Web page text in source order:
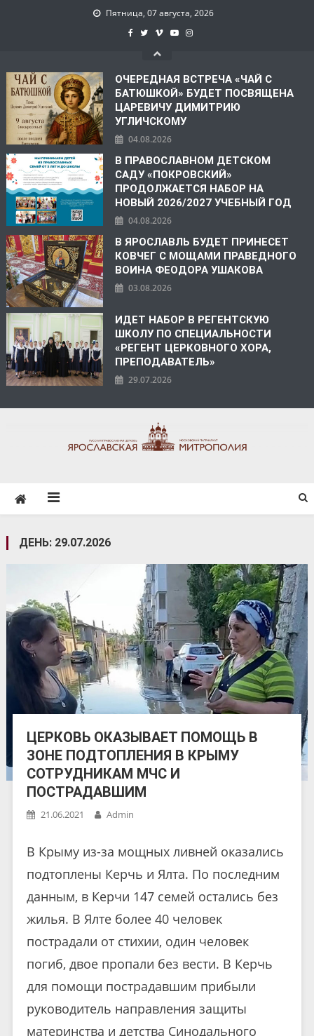
Пятница, 07 августа, 2026
ОЧЕРЕДНАЯ ВСТРЕЧА «ЧАЙ С
БАТЮШКОЙ» БУДЕТ ПОСВЯЩЕНА
ЦАРЕВИЧУ ДИМИТРИЮ
УГЛИЧСКОМУ
04.08.2026
В ПРАВОСЛАВНОМ ДЕТСКОМ
САДУ «ПОКРОВСКИЙ»
ПРОДОЛЖАЕТСЯ НАБОР НА
НОВЫЙ 2026/2027 УЧЕБНЫЙ ГОД
04.08.2026
В ЯРОСЛАВЛЬ БУДЕТ ПРИНЕСЕТ
КОВЧЕГ С МОЩАМИ ПРАВЕДНОГО
ВОИНА ФЕОДОРА УШАКОВА
03.08.2026
ИДЕТ НАБОР В РЕГЕНТСКУЮ
ШКОЛУ ПО СПЕЦИАЛЬНОСТИ
«РЕГЕНТ ЦЕРКОВНОГО ХОРА,
ПРЕПОДАВАТЕЛЬ»
29.07.2026
ДЕНЬ: 29.07.2026
ЦЕРКОВЬ ОКАЗЫВАЕТ ПОМОЩЬ В
ЗОНЕ ПОДТОПЛЕНИЯ В КРЫМУ
СОТРУДНИКАМ МЧС И
ПОСТРАДАВШИМ
21.06.2021 Admin
В Крыму из-за мощных ливней оказались
подтоплены Керчь и Ялта. По последним
данным, в Керчи 147 семей остались без
жилья. В Ялте более 40 человек
пострадали от стихии, один человек
погиб, двое пропали без вести. В Керчь
для помощи пострадавшим прибыли
руководитель направления защиты
материнства и детства Синодального